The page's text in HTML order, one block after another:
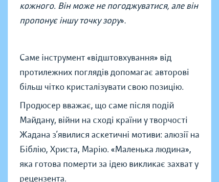
кожного. Він може не погоджуватися, але він
пропонує іншу точку зору».
Саме інструмент «відштовхування» від
протилежних поглядів допомагає авторові
більш чітко кристалізувати свою позицію.
Продюсер вважає, що саме після подій
Майдану, війни на сході країни у творчості
Жадана з’явилися аскетичні мотиви: алюзії на
Біблію, Христа, Марію. «Маленька людина»,
яка готова померти за ідею викликає захват у
рецензента.